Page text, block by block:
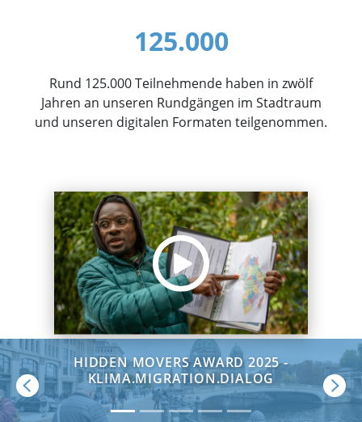
125.000
Rund 125.000 Teilnehmende haben in zwölf
Jahren an unseren Rundgängen im Stadtraum
und unseren digitalen Formaten teilgenommen.
HIDDEN MOVERS AWARD 2025 -
KLIMA.MIGRATION.DIALOG
Zurück
Vor